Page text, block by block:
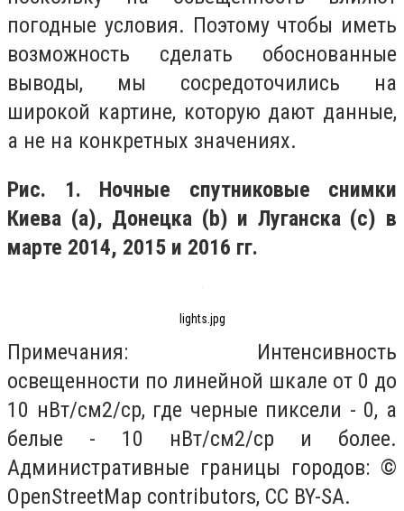
погодные условия. Поэтому чтобы иметь
возможность сделать обоснованные
выводы, мы сосредоточились на
широкой картине, которую дают данные,
а не на конкретных значениях.
Рис. 1. Ночные спутниковые снимки
Киева (a), Донецка (b) и Луганска (c) в
марте 2014, 2015 и 2016 гг.
lights.jpg
Примечания: Интенсивность
освещенности по линейной шкале от 0 до
10 нВт/см2/ср, где черные пиксели - 0, а
белые - 10 нВт/см2/ср и более.
Административные границы городов: ©
OpenStreetMap contributors, CC BY-SA.